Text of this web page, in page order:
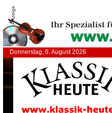
Anzeige
Donnerstag, 6. August 2026